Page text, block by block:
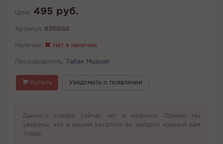
Цена: 495 руб.
Артикул: #316668
Наличие: Нет в наличии
Производитель: Табак Muassel
Купить Уведомить о появлении
Данного товара сейчас нет в наличии. Однако мы
уверены, что в нашем каталоге вы найдете нужный вам
товар.